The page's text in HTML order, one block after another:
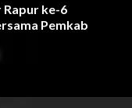
Rapur ke-6
Pemkab